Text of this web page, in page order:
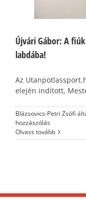
Újvári Gábor: A
labdába!
Az
elején indított,
Blázsovics-Petri Zsófi
hozzászólás
Olvass tovább